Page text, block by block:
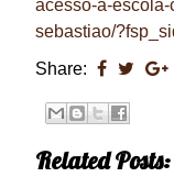
acesso-a-
sebastiao/
Share:
Related Posts: